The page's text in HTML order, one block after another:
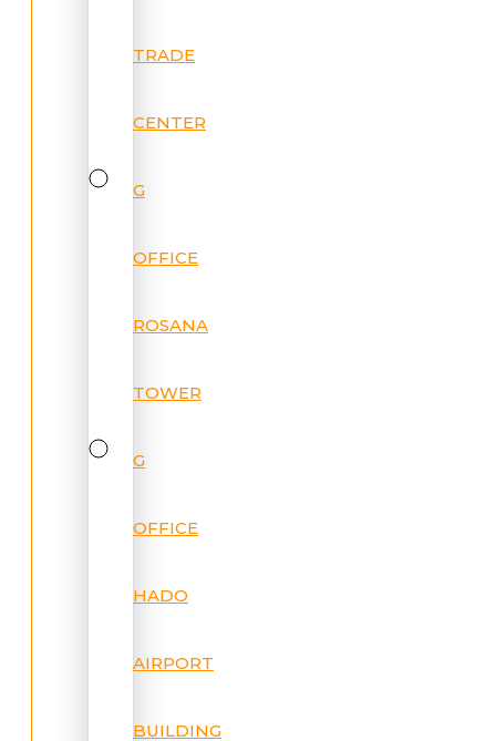
TRADE
CENTER
G
OFFICE
ROSANA
TOWER
G
OFFICE
HADO
AIRPORT
BUILDING